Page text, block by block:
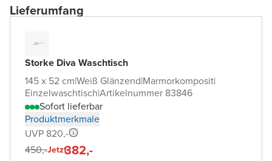
Lieferumfang
Storke Diva Waschtisch
145 x 52 cm|Weiß Glänzend|Marmorkomposit|
Einzelwaschtisch|Artikelnummer 83846
Sofort lieferbar
Produktmerkmale
UVP 820,-
450,-Jetzt382,-